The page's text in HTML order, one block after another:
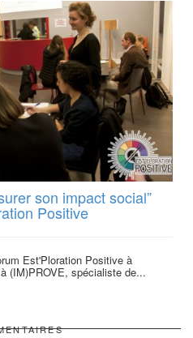
son impact social”
Positive
Est'Ploration Positive à
(IM)PROVE, spécialiste de...